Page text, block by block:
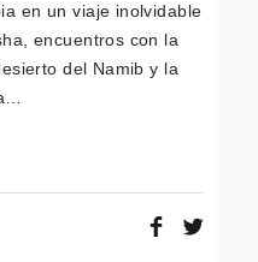
en un viaje inolvidable
encuentros con la
del Namib y la